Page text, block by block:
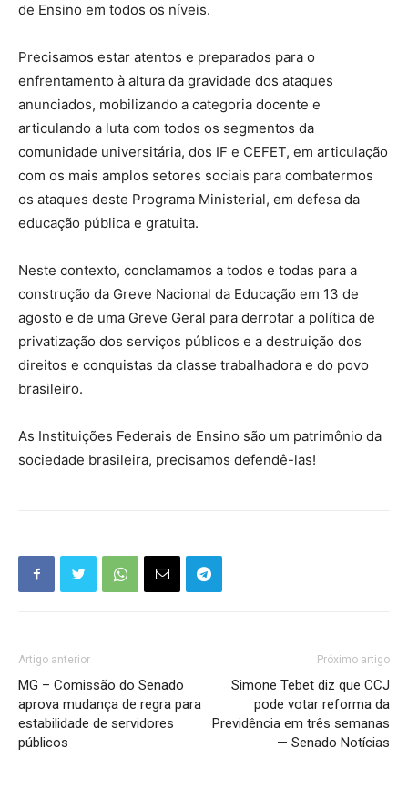
de Ensino em todos os níveis.
Precisamos estar atentos e preparados para o
enfrentamento à altura da gravidade dos ataques
anunciados, mobilizando a categoria docente e
articulando a luta com todos os segmentos da
comunidade universitária, dos IF e CEFET, em articulação
com os mais amplos setores sociais para combatermos
os ataques deste Programa Ministerial, em defesa da
educação pública e gratuita.
Neste contexto, conclamamos a todos e todas para a
construção da Greve Nacional da Educação em 13 de
agosto e de uma Greve Geral para derrotar a política de
privatização dos serviços públicos e a destruição dos
direitos e conquistas da classe trabalhadora e do povo
brasileiro.
As Instituições Federais de Ensino são um patrimônio da
sociedade brasileira, precisamos defendê-las!
Artigo anterior
MG – Comissão do Senado
aprova mudança de regra para
estabilidade de servidores
públicos
Próximo artigo
Simone Tebet diz que CCJ
pode votar reforma da
Previdência em três semanas
— Senado Notícias